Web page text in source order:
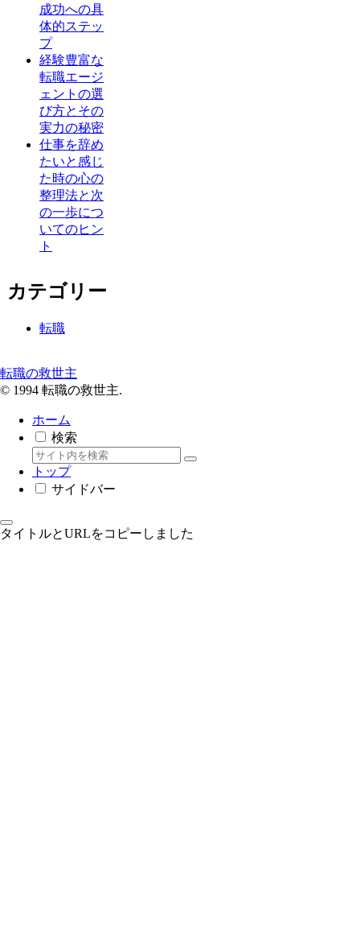
成功への具
体的ステッ
プ
経験豊富な
転職エージ
ェントの選
び方とその
実力の秘密
仕事を辞め
たいと感じ
た時の心の
整理法と次
の一歩につ
いてのヒン
ト
カテゴリー
転職
転職の救世主
© 1994 転職の救世主.
ホーム
検索
トップ
サイドバー
タイトルとURLをコピーしました